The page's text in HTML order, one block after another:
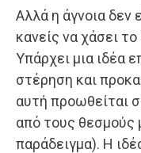
Αλλά η άγνοια δεν
κανείς να χάσει
Υπάρχει μια ιδέα
στέρηση και
αυτή προωθείται
από τους θεσμούς
παράδειγμα). Η